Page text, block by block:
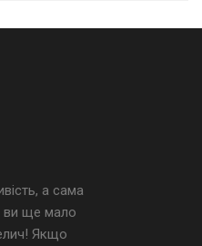
а сама
ви ще мало
Якщо